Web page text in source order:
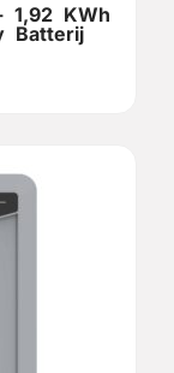
1,92 KWh
Batterij